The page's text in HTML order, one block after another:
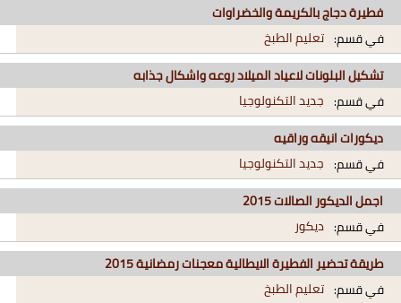
فطيرة دجاج بالكريمة والخضراوات
في قسم: تعليم الطبخ
تشكيل البلونات لاعياد الميلاد روعه واشكال جذابه
في قسم: جديد التكنولوجيا
ديكورات انيقه وراقيه
في قسم: جديد التكنولوجيا
اجمل الديكور الصالات 2015
في قسم: ديكور
طريقة تحضير الفطيرة الايطالية معجنات رمضانية 2015
في قسم: تعليم الطبخ